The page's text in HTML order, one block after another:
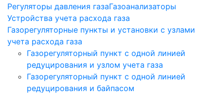
Регуляторы давления газаГазоанализаторы
Устройства учета расхода газа
Газорегуляторные пункты и установки с узлами
учета расхода газа
Газорегуляторный пункт с одной линией
редуцирования и узлом учета газа
Газорегуляторный пункт с одной линией
редуцирования и байпасом